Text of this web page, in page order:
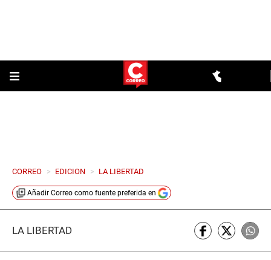
CORREO > EDICION > LA LIBERTAD
Añadir Correo como fuente preferida en
LA LIBERTAD